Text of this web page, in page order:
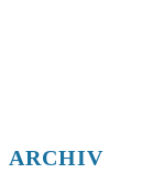
ARCHIV